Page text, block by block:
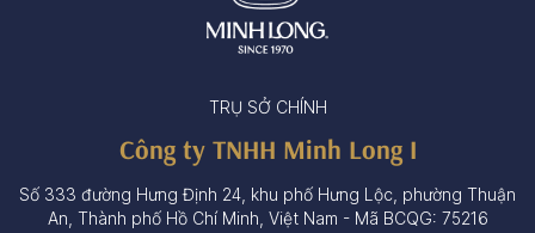
TRỤ SỞ CHÍNH
Công ty TNHH Minh Long I
Số 333 đường Hưng Định 24, khu phố Hưng Lộc, phường Thuận
An, Thành phố Hồ Chí Minh, Việt Nam - Mã BCQG: 75216